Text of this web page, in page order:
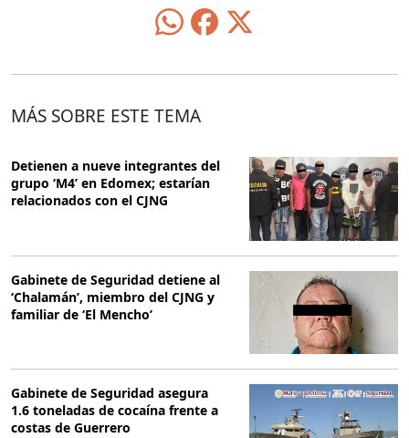
MÁS SOBRE ESTE TEMA
Detienen a nueve integrantes del
grupo ‘M4’ en Edomex; estarían
relacionados con el CJNG
Gabinete de Seguridad detiene al
‘Chalamán’, miembro del CJNG y
familiar de ‘El Mencho’
Gabinete de Seguridad asegura
1.6 toneladas de cocaína frente a
costas de Guerrero